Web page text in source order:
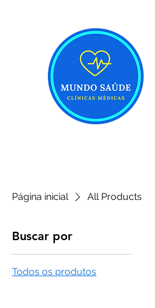
Página inicial All Products
Buscar por
Todos os produtos